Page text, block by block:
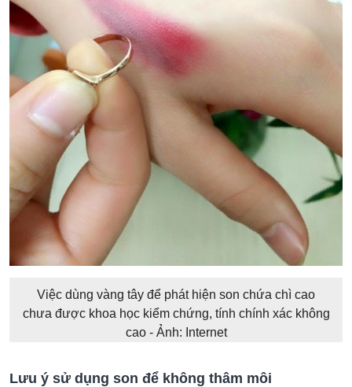
Việc dùng vàng tây để phát hiện son chứa chì cao
chưa được khoa học kiểm chứng, tính chính xác không
cao - Ảnh: Internet
Lưu ý sử dụng son để không thâm môi